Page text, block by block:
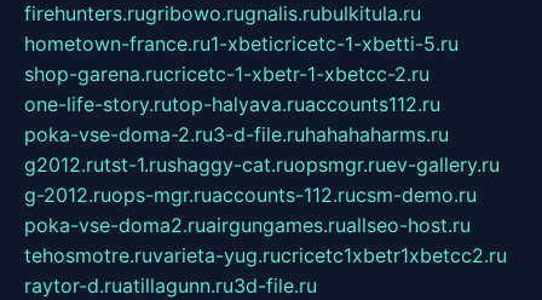
firehunters.rugribowo.rugnalis.rubulkitula.ru
hometown-france.ru1-xbeticricetc-1-xbetti-5.ru
shop-garena.rucricetc-1-xbetr-1-xbetcc-2.ru
one-life-story.rutop-halyava.ruaccounts112.ru
poka-vse-doma-2.ru3-d-file.ruhahahaharms.ru
g2012.rutst-1.rushaggy-cat.ruopsmgr.ruev-gallery.ru
g-2012.ruops-mgr.ruaccounts-112.rucsm-demo.ru
poka-vse-doma2.ruairgungames.ruallseo-host.ru
tehosmotre.ruvarieta-yug.rucricetc1xbetr1xbetcc2.ru
raytor-d.ruatillagunn.ru3d-file.ru